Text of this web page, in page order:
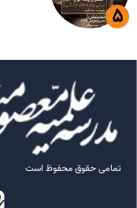
تمامی حقوق محفوظ است